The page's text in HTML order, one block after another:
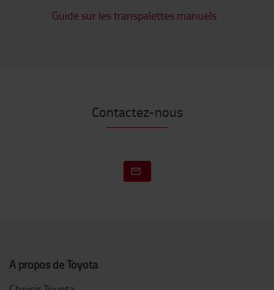
Guide sur les transpalettes manuels
Contactez-nous
A propos de Toyota